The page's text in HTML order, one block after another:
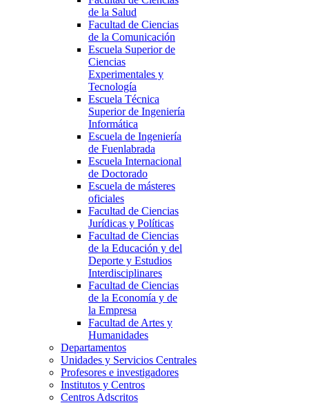
de la Salud
Facultad de Ciencias
de la Comunicación
Escuela Superior de
Ciencias
Experimentales y
Tecnología
Escuela Técnica
Superior de Ingeniería
Informática
Escuela de Ingeniería
de Fuenlabrada
Escuela Internacional
de Doctorado
Escuela de másteres
oficiales
Facultad de Ciencias
Jurídicas y Políticas
Facultad de Ciencias
de la Educación y del
Deporte y Estudios
Interdisciplinares
Facultad de Ciencias
de la Economía y de
la Empresa
Facultad de Artes y
Humanidades
Departamentos
Unidades y Servicios Centrales
Profesores e investigadores
Institutos y Centros
Centros Adscritos